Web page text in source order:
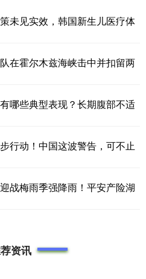
未见实效，韩国新生儿医疗体
在霍尔木兹海峡击中并扣留两
哪些典型表现？长期腹部不适
行动！中国这波警告，可不止
战梅雨季强降雨！平安产险湖
资讯